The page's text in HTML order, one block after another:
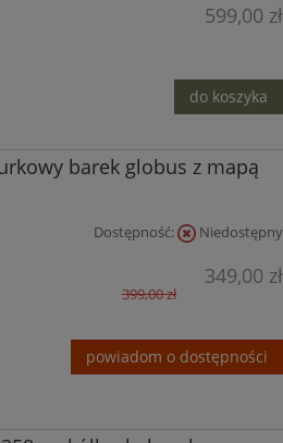
599,00 zł
do koszyka
barek globus z mapą
Dostępność: Niedostępny
349,00 zł
399,00 zł
powiadom o dostępności